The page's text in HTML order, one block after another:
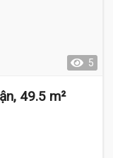
5
49.5 m²